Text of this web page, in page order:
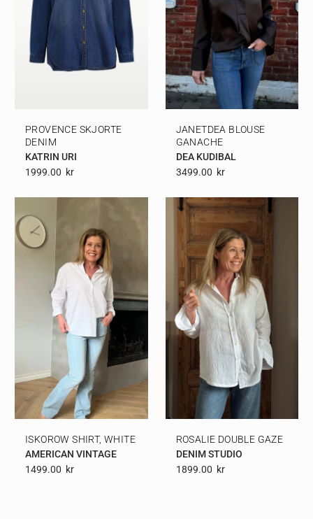
PROVENCE SKJORTE
DENIM
KATRIN URI
1999.00 Kr
JANETDEA BLOUSE
GANACHE
DEA KUDIBAL
3499.00 Kr
ISKOROW SHIRT, WHITE
AMERICAN VINTAGE
1499.00 Kr
ROSALIE DOUBLE GAZE
DENIM STUDIO
1899.00 Kr